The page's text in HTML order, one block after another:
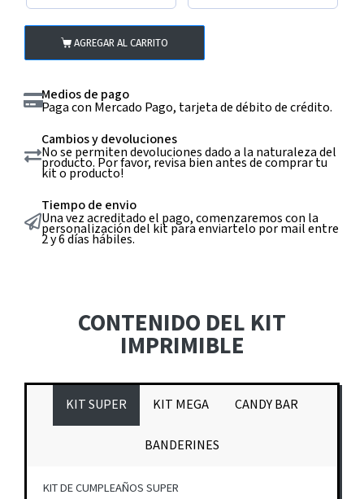
AGREGAR AL CARRITO
Medios de pago
Paga con Mercado Pago, tarjeta de débito de crédito.
Cambios y devoluciones
No se permiten devoluciones dado a la naturaleza del
producto. Por favor, revisa bien antes de comprar tu
kit o producto!
Tiempo de envio
Una vez acreditado el pago, comenzaremos con la
personalización del kit para enviartelo por mail entre
2 y 6 días hábiles.
CONTENIDO DEL KIT
IMPRIMIBLE
KIT SUPER KIT MEGA CANDY BAR
BANDERINES
KIT DE CUMPLEAÑOS SUPER